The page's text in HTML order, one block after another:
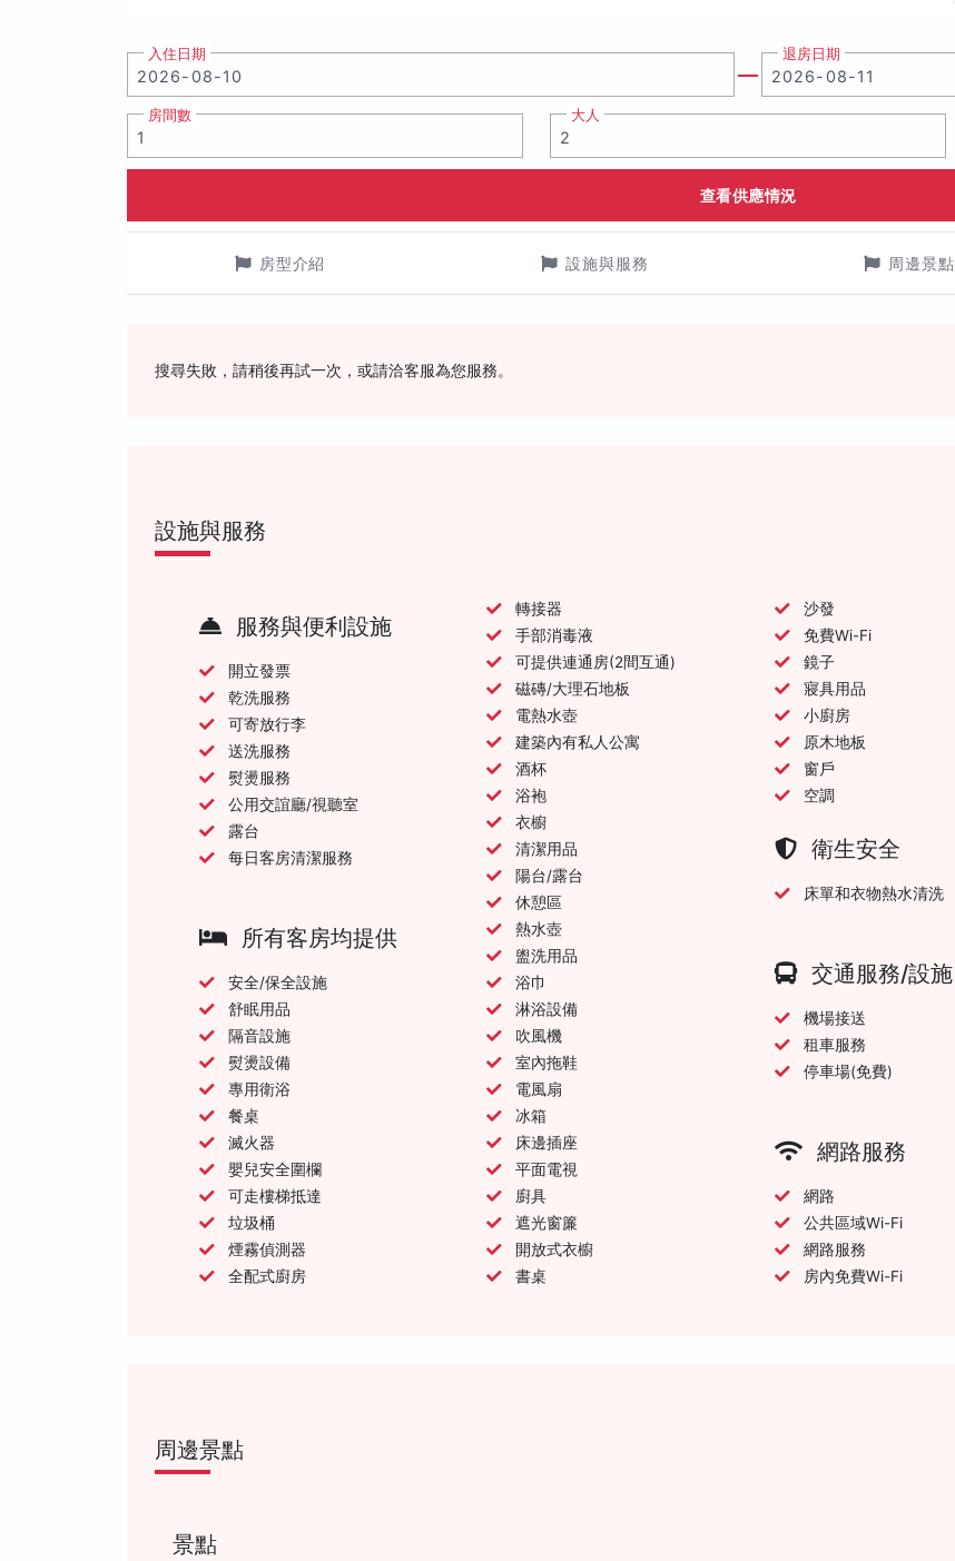
入住日期 退房日期
房間數 大人
查看供應情況
房型介紹 設施與服務 周邊景點
搜尋失敗，請稍後再試一次，或請洽客服為您服務。
設施與服務
服務與便利設施
開立發票
乾洗服務
可寄放行李
送洗服務
熨燙服務
公用交誼廳/視聽室
露台
每日客房清潔服務
所有客房均提供
安全/保全設施
舒眠用品
隔音設施
熨燙設備
專用衛浴
餐桌
滅火器
嬰兒安全圍欄
可走樓梯抵達
垃圾桶
煙霧偵測器
全配式廚房
轉接器
手部消毒液
可提供連通房(2間互通)
磁磚/大理石地板
電熱水壺
建築內有私人公寓
酒杯
浴袍
衣櫥
清潔用品
陽台/露台
休憩區
熱水壺
盥洗用品
浴巾
淋浴設備
吹風機
室內拖鞋
電風扇
冰箱
床邊插座
平面電視
廚具
遮光窗簾
開放式衣櫥
書桌
沙發
免費Wi-Fi
鏡子
寢具用品
小廚房
原木地板
窗戶
空調
衛生安全
床單和衣物熱水清洗
交通服務/設施
機場接送
租車服務
停車場(免費)
網路服務
網路
公共區域Wi-Fi
網路服務
房內免費Wi-Fi
周邊景點
景點